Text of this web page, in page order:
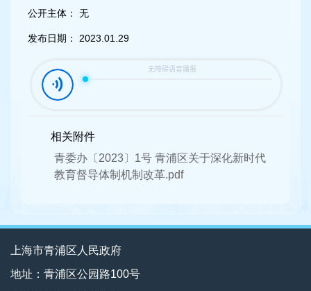
公开主体： 无
发布日期： 2023.01.29
相关附件
青委办〔2023〕1号 青浦区关于深化新时代
教育督导体制机制改革.pdf
上海市青浦区人民政府
地址：青浦区公园路100号